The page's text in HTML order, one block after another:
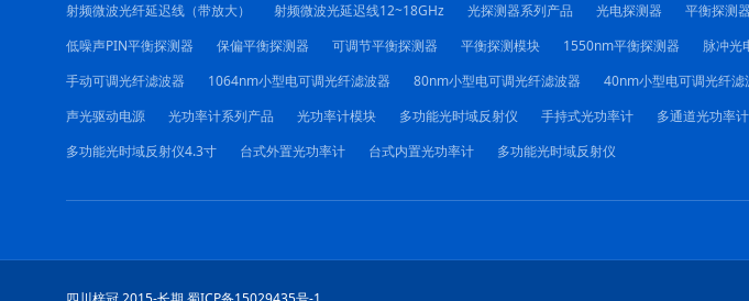
射频微波光纤延迟线（带放大）
射频微波光延迟线12~18GHz 光探测器系列产品 光电探测器 平衡探测器
低噪声PIN平衡探测器
保偏平衡探测器 可调节平衡探测器 平衡探测模块 1550nm平衡探测器 脉冲光
手动可调光纤滤波器
1064nm小型电可调光纤滤波器 80nm小型电可调光纤滤波器 40nm小型电可调光纤滤
声光驱动电源
光功率计系列产品 光功率计模块 多功能光时域反射仪 手持式光功率计 多通道光功率计
多功能光时域反射仪4.3寸
台式外置光功率计 台式内置光功率计 多功能光时域反射仪